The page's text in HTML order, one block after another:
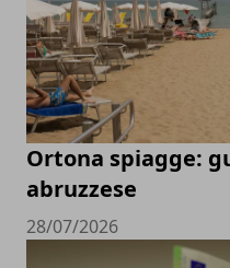
Ortona spiagge:
abruzzese
28/07/2026